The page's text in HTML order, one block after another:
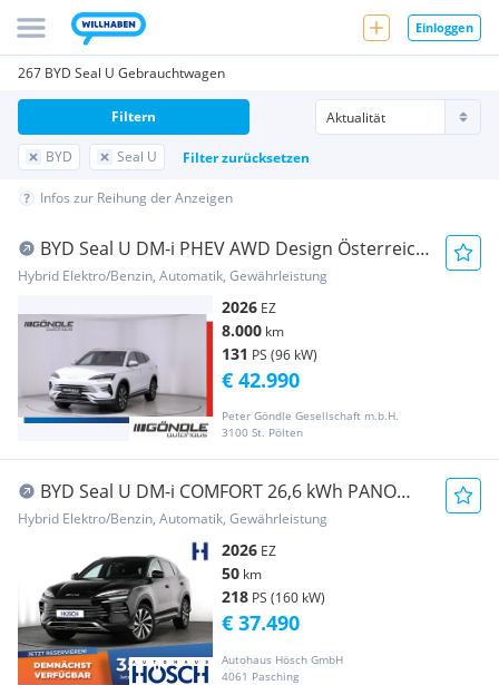
Einloggen
267 BYD Seal U Gebrauchtwagen
BYD Seal U Filter zurücksetzen
Filtern
Infos zur Reihung der Anzeigen
BYD Seal U DM-i PHEV AWD Design Österreich
Pak
Hybrid Elektro/Benzin, Automatik, Gewährleistung
2026 EZ
8.000 km
131 PS (96 kW)
Peter Göndle Gesellschaft m.b.H.
3100 St. Pölten
€ 42.990
BYD Seal U DM-i COMFORT 26,6 kWh PANO
LEDER JETZT Z...
Hybrid Elektro/Benzin, Automatik, Gewährleistung
2026 EZ
50 km
218 PS (160 kW)
Autohaus Hösch GmbH
4061 Pasching
€ 37.490